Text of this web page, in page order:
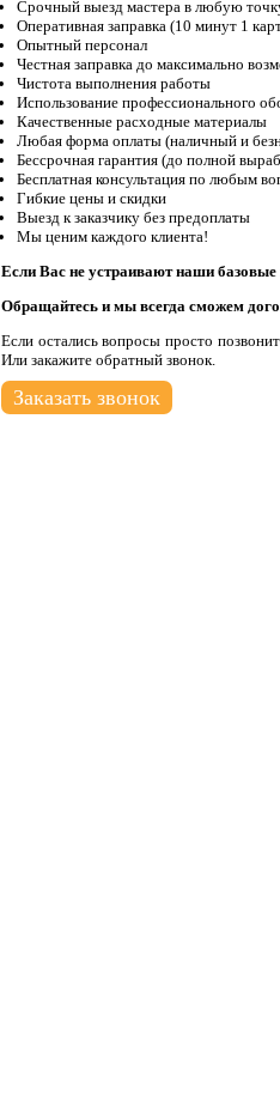
Срочный выезд мастера в любую
Оперативная заправка (10 минут 1
Опытный персонал
Честная заправка до максимально
Чистота выполнения работы
Использование профессионального
Качественные расходные материалы
Любая форма оплаты (наличный и
Бессрочная гарантия (до полной
Бесплатная консультация по любым
Гибкие цены и скидки
Выезд к заказчику без предоплаты
Мы ценим каждого клиента!
Если Вас не устраивают наши
Обращайтесь и мы всегда сможем
Если остались вопросы просто
Или закажите обратный звонок.
Заказать звонок